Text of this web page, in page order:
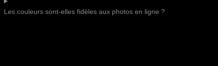
Les couleurs sont-elles fidèles aux photos en ligne ?